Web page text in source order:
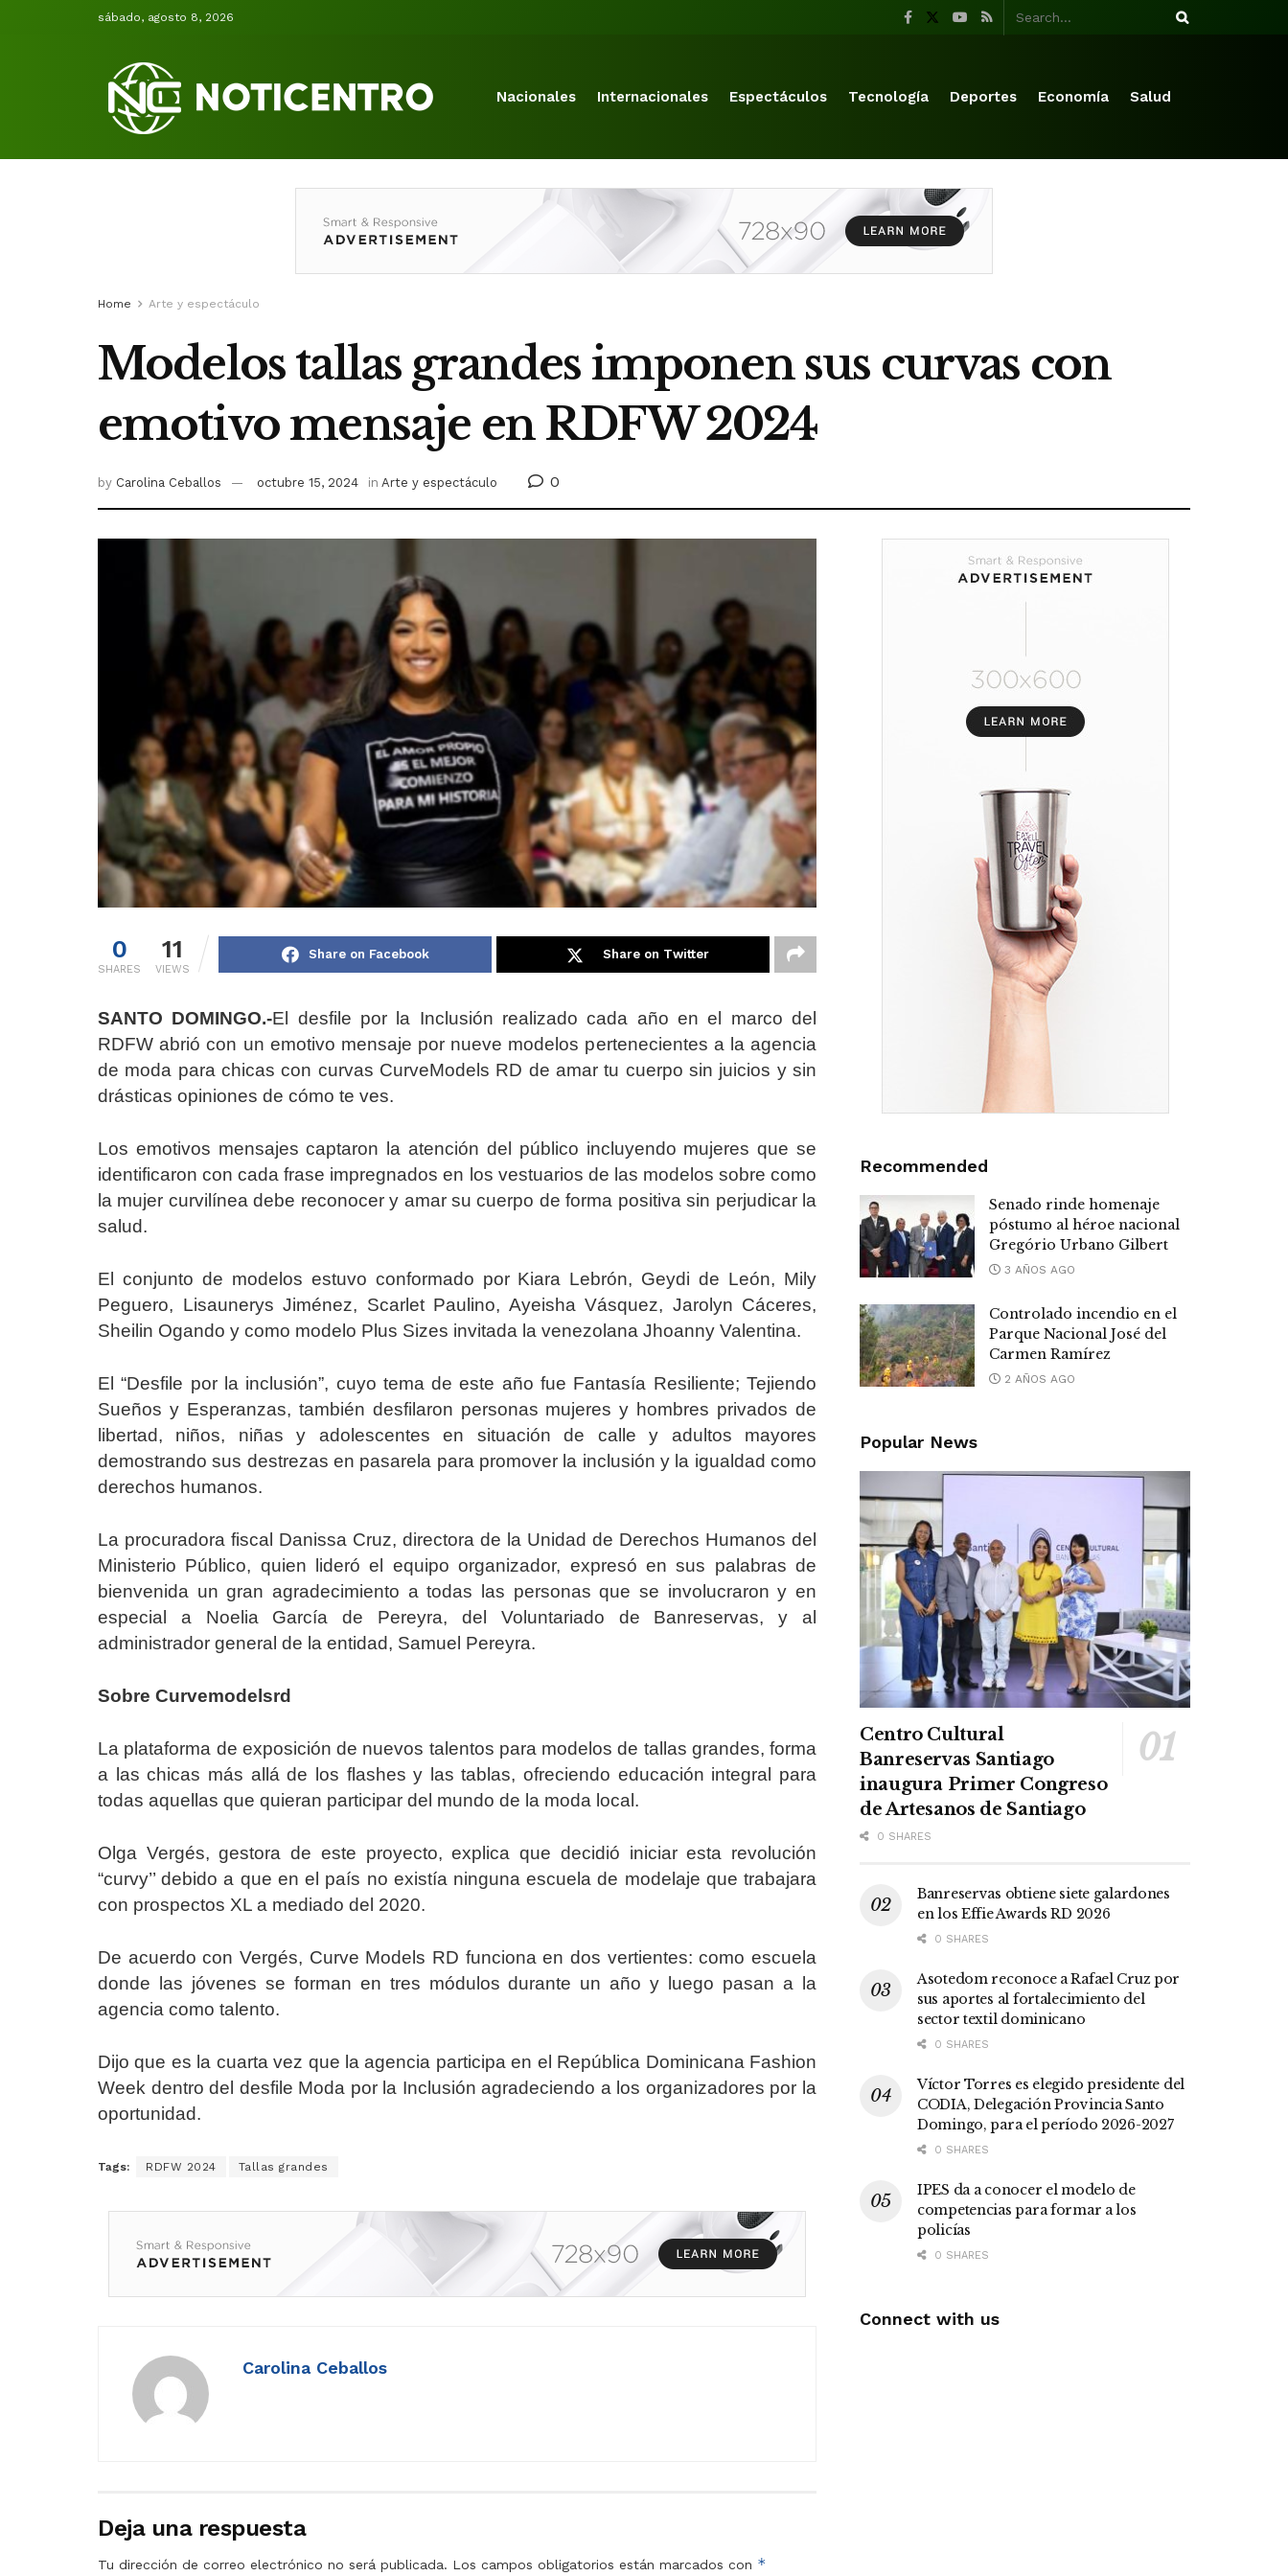
sábado, agosto 8, 2026
Nacionales Internacionales Espectáculos Tecnología Deportes Economía Salud
Home Arte y espectáculo
Modelos tallas grandes imponen sus curvas con
emotivo mensaje en RDFW 2024
by Carolina Ceballos octubre 15, 2024 in Arte y espectáculo 0
0
SHARES
11
VIEWS
Share on Facebook Share on Twitter
SANTO DOMINGO.-El desfile por la Inclusión realizado cada año en el marco del
RDFW abrió con un emotivo mensaje por nueve modelos pertenecientes a la agencia
de moda para chicas con curvas CurveModels RD de amar tu cuerpo sin juicios y sin
drásticas opiniones de cómo te ves.
Los emotivos mensajes captaron la atención del público incluyendo mujeres que se
identificaron con cada frase impregnados en los vestuarios de las modelos sobre como
la mujer curvilínea debe reconocer y amar su cuerpo de forma positiva sin perjudicar la
salud.
El conjunto de modelos estuvo conformado por Kiara Lebrón, Geydi de León, Mily
Peguero, Lisaunerys Jiménez, Scarlet Paulino, Ayeisha Vásquez, Jarolyn Cáceres,
Sheilin Ogando y como modelo Plus Sizes invitada la venezolana Jhoanny Valentina.
El “Desfile por la inclusión”, cuyo tema de este año fue Fantasía Resiliente; Tejiendo
Sueños y Esperanzas, también desfilaron personas mujeres y hombres privados de
libertad, niños, niñas y adolescentes en situación de calle y adultos mayores
demostrando sus destrezas en pasarela para promover la inclusión y la igualdad como
derechos humanos.
La procuradora fiscal Danissa Cruz, directora de la Unidad de Derechos Humanos del
Ministerio Público, quien lideró el equipo organizador, expresó en sus palabras de
bienvenida un gran agradecimiento a todas las personas que se involucraron y en
especial a Noelia García de Pereyra, del Voluntariado de Banreservas, y al
administrador general de la entidad, Samuel Pereyra.
Sobre Curvemodelsrd
La plataforma de exposición de nuevos talentos para modelos de tallas grandes, forma
a las chicas más allá de los flashes y las tablas, ofreciendo educación integral para
todas aquellas que quieran participar del mundo de la moda local.
Olga Vergés, gestora de este proyecto, explica que decidió iniciar esta revolución
“curvy’’ debido a que en el país no existía ninguna escuela de modelaje que trabajara
con prospectos XL a mediado del 2020.
De acuerdo con Vergés, Curve Models RD funciona en dos vertientes: como escuela
donde las jóvenes se forman en tres módulos durante un año y luego pasan a la
agencia como talento.
Dijo que es la cuarta vez que la agencia participa en el República Dominicana Fashion
Week dentro del desfile Moda por la Inclusión agradeciendo a los organizadores por la
oportunidad.
Tags: RDFW 2024 Tallas grandes
Carolina Ceballos
Deja una respuesta
Tu dirección de correo electrónico no será publicada. Los campos obligatorios están marcados con *
Recommended
Senado rinde homenaje
póstumo al héroe nacional
Gregório Urbano Gilbert
3 AÑOS AGO
Controlado incendio en el
Parque Nacional José del
Carmen Ramírez
2 AÑOS AGO
Popular News
Centro Cultural
Banreservas Santiago
inaugura Primer Congreso
de Artesanos de Santiago
0 SHARES
Banreservas obtiene siete galardones
en los Effie Awards RD 2026
0 SHARES
Asotedom reconoce a Rafael Cruz por
sus aportes al fortalecimiento del
sector textil dominicano
0 SHARES
Víctor Torres es elegido presidente del
CODIA, Delegación Provincia Santo
Domingo, para el período 2026-2027
0 SHARES
IPES da a conocer el modelo de
competencias para formar a los
policías
0 SHARES
Connect with us